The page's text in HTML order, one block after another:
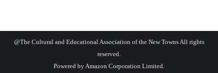
@The Cultural and Educational Association of the New Towns All rights
reserved.
Powered byAmazon Corporation Limited.